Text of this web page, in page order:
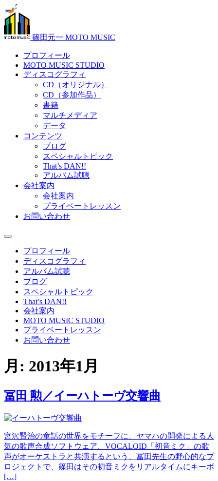
篠田元一 MOTO MUSIC
プロフィール
MOTO MUSIC STUDIO
ディスコグラフィ
CD（オリジナル）
CD（参加作品）
書籍
マルチメディア
データ
コンテンツ
ブログ
スペシャルトピック
That’s DAN!!
アルバム試聴
会社案内
会社案内
プライベートレッスン
お問い合わせ
プロフィール
ディスコグラフィ
アルバム試聴
ブログ
スペシャルトピック
That’s DAN!!
会社案内
MOTO MUSIC STUDIO
プライベートレッスン
お問い合わせ
月: 2013年1月
冨田 勲／イーハトーヴ交響曲
宮沢賢治の童話の世界をモチーフに、ヤマハの開発による人
気の歌声合成ソフトウェア、VOCALOID「初音ミク」の歌
声がオーケストラと共演するという、冨田先生の野心的なプ
ロジェクトで、篠田はその初音ミクをリアルタイムにキーボ
[…]